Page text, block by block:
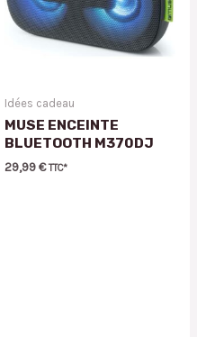
Idées cadeau
MUSE ENCEINTE
BLUETOOTH M370DJ
29,99€ TTC*